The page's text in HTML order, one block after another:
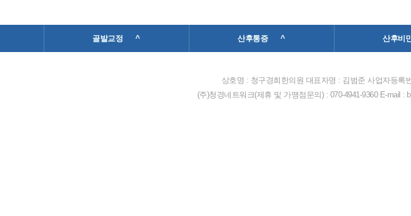
골발교정 ^ 산후통증 ^ 산후
상호명 : 청구경희한의원 대표자명 : 김범준 사업자등록
(주)청경네트워크(제휴 및 가맹점문의) : 070-4941-9360 E-mail :